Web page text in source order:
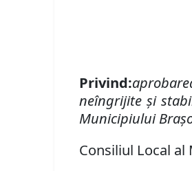
Privind:
neîngrijite şi
Municipiului
Consiliul Local